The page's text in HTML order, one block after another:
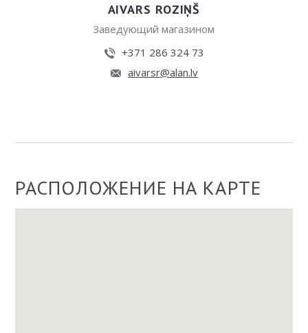
AIVARS ROZIŅŠ
Заведующий магазином
+371 286 324 73
aivarsr@alan.lv
РАСПОЛОЖЕНИЕ НА КАРТЕ